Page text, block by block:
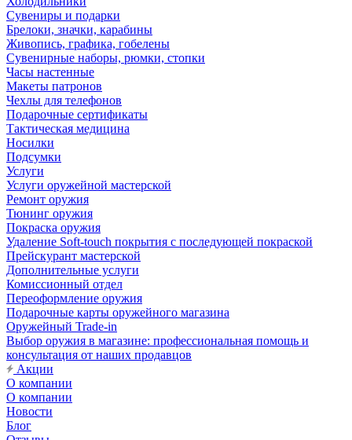
Сувениры и подарки
Брелоки, значки, карабины
Живопись, графика, гобелены
Сувенирные наборы, рюмки, стопки
Часы настенные
Макеты патронов
Чехлы для телефонов
Подарочные сертификаты
Тактическая медицина
Носилки
Подсумки
Услуги
Услуги оружейной мастерской
Ремонт оружия
Тюнинг оружия
Покраска оружия
Удаление Soft-touch покрытия с последующей покраской
Прейскурант мастерской
Дополнительные услуги
Комиссионный отдел
Переоформление оружия
Подарочные карты оружейного магазина
Оружейный Trade-in
Выбор оружия в магазине: профессиональная помощь и
консультация от наших продавцов
Акции
О компании
О компании
Новости
Блог